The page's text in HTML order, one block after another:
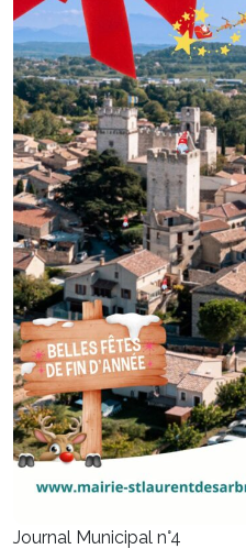
Journal Municipal n°4